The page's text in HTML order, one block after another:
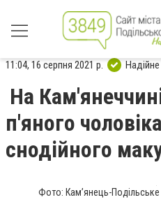
11:04, 16 серпня 2021 р.
На
п'яного
снодійного
Фото: Кам’янець-Подільське